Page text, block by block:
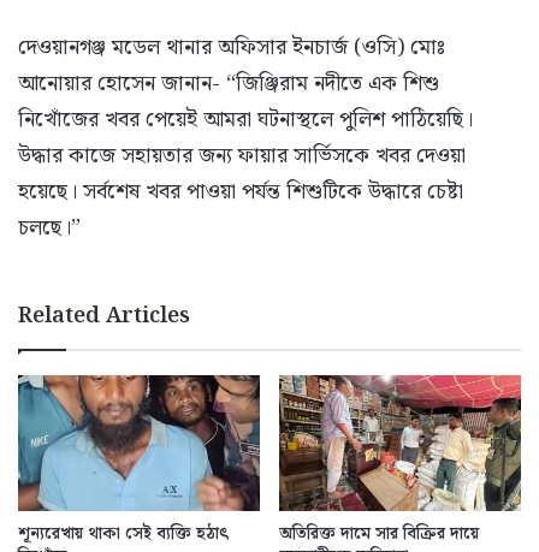
​দেওয়ানগঞ্জ মডেল থানার অফিসার ইনচার্জ (ওসি) মোঃ
আনোয়ার হোসেন জানান- “জিঞ্জিরাম নদীতে এক শিশু
নিখোঁজের খবর পেয়েই আমরা ঘটনাস্থলে পুলিশ পাঠিয়েছি।
উদ্ধার কাজে সহায়তার জন্য ফায়ার সার্ভিসকে খবর দেওয়া
হয়েছে। সর্বশেষ খবর পাওয়া পর্যন্ত শিশুটিকে উদ্ধারে চেষ্টা
চলছে।”
Related Articles
শূন্যরেখায় থাকা সেই ব্যক্তি হঠাৎ
অতিরিক্ত দামে সার বিক্রির দায়ে